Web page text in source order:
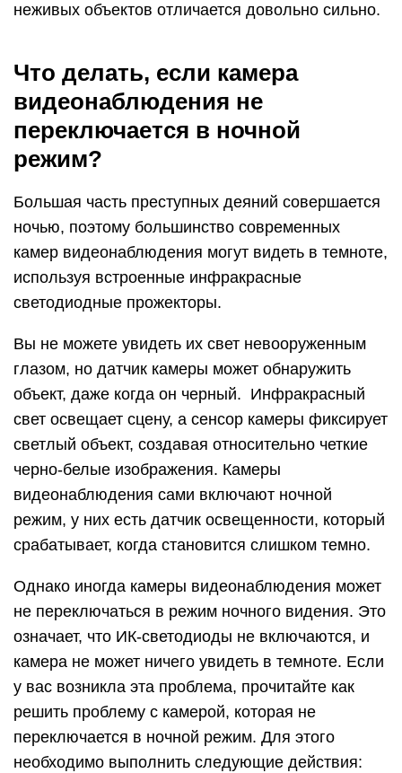
неживых объектов отличается довольно сильно.
Что делать, если камера
видеонаблюдения не
переключается в ночной
режим?
Большая часть преступных деяний совершается
ночью, поэтому большинство современных
камер видеонаблюдения могут видеть в темноте,
используя встроенные инфракрасные
светодиодные прожекторы.
Вы не можете увидеть их свет невооруженным
глазом, но датчик камеры может обнаружить
объект, даже когда он черный. Инфракрасный
свет освещает сцену, а сенсор камеры фиксирует
светлый объект, создавая относительно четкие
черно-белые изображения. Камеры
видеонаблюдения сами включают ночной
режим, у них есть датчик освещенности, который
срабатывает, когда становится слишком темно.
Однако иногда камеры видеонаблюдения может
не переключаться в режим ночного видения. Это
означает, что ИК-светодиоды не включаются, и
камера не может ничего увидеть в темноте. Если
у вас возникла эта проблема, прочитайте как
решить проблему с камерой, которая не
переключается в ночной режим. Для этого
необходимо выполнить следующие действия: